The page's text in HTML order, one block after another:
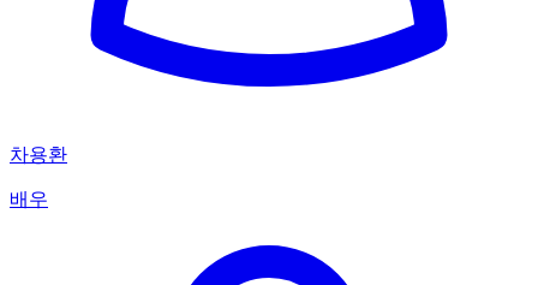
차용환
배우